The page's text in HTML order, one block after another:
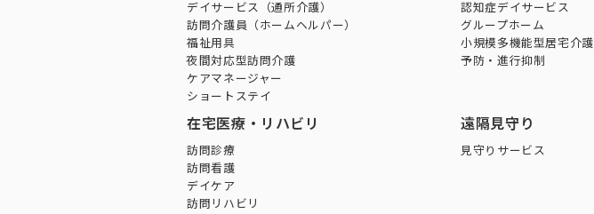
デイサービス（通所介護）
訪問介護員（ホームヘルパー）
福祉用具
夜間対応型訪問介護
ケアマネージャー
ショートステイ
認知症デイサービス
グループホーム
小規模多機能型居宅介護
予防・進行抑制
在宅医療・リハビリ
訪問診療
訪問看護
デイケア
訪問リハビリ
遠隔見守り
見守りサービス